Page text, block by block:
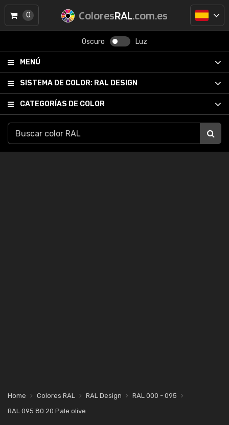
ColoresRAL.com.es
Oscuro Luz
MENÚ
SISTEMA DE COLOR: RAL DESIGN
CATEGORÍAS DE COLOR
0
Home Colores RAL RAL Design
RAL 000 - 095
RAL 095 80 20 Pale olive